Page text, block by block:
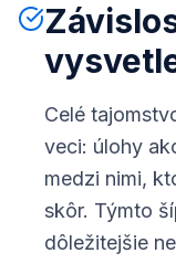
Celé
veci: úlohy
medzi nimi,
skôr. Týmto
dôležitejšie